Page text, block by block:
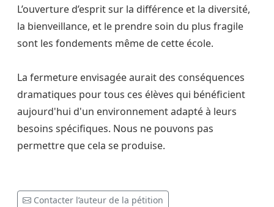
L’ouverture d’esprit sur la différence et la diversité,
la bienveillance, et le prendre soin du plus fragile
sont les fondements même de cette école.
La fermeture envisagée aurait des conséquences
dramatiques pour tous ces élèves qui bénéficient
aujourd'hui d'un environnement adapté à leurs
besoins spécifiques. Nous ne pouvons pas
permettre que cela se produise.
Contacter l’auteur de la pétition